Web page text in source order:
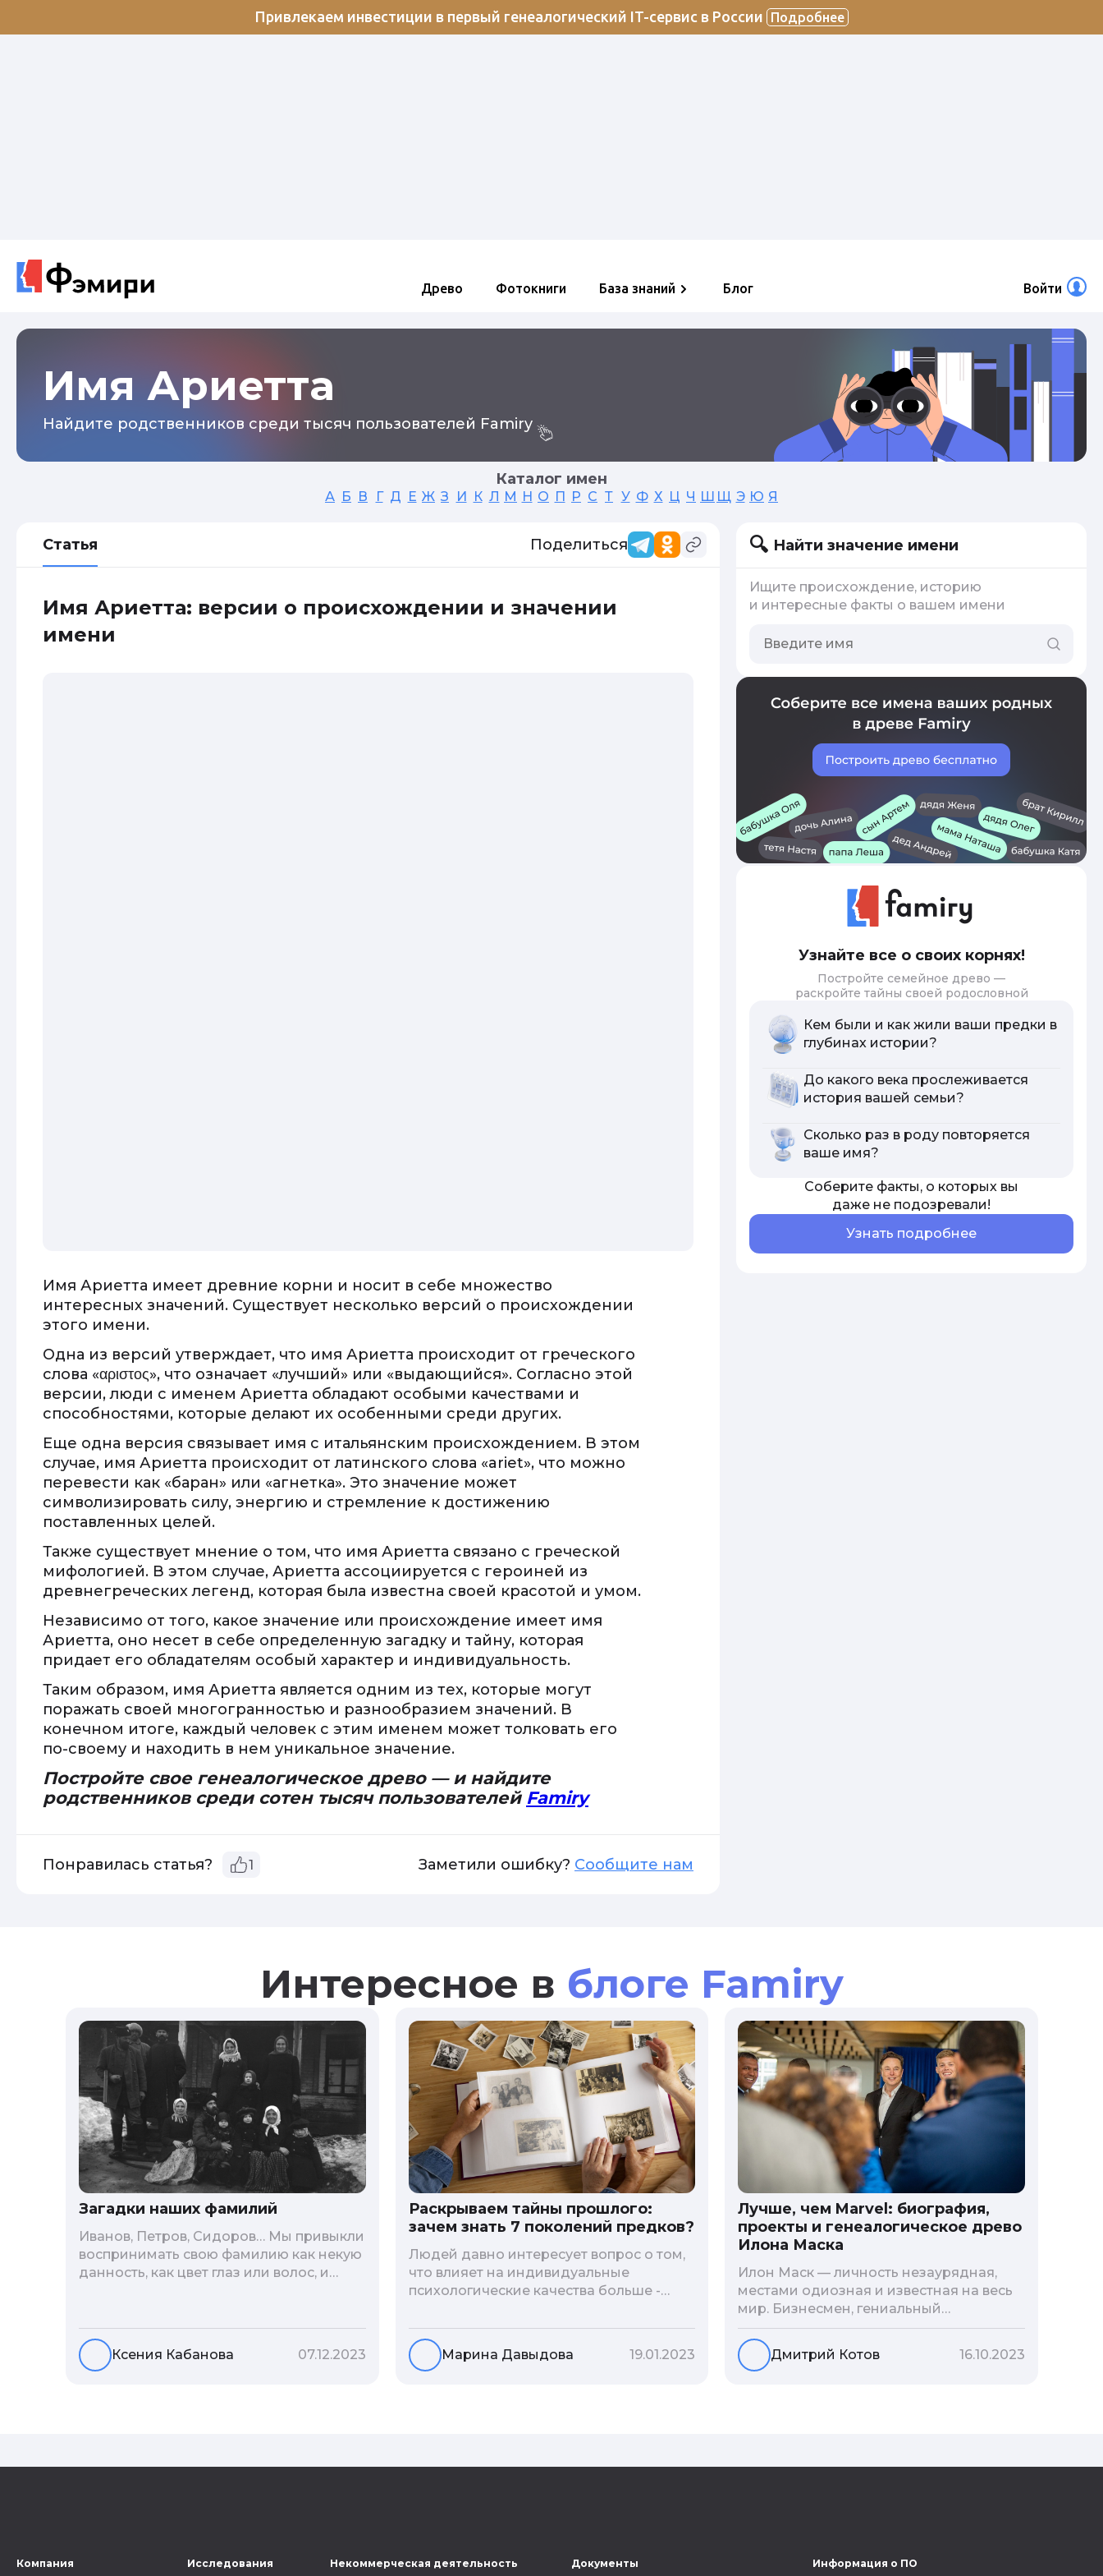
Привлекаем инвестиции в первый генеалогический IT-сервис в России Подробнее
Древо Фотокниги База знаний Блог Войти
Имя Ариетта
Найдите родственников среди тысяч пользователей Famiry
Каталог имен
А Б В Г Д Е Ж З И К Л М Н О П Р С Т У Ф Х Ц Ч Ш Щ Э Ю Я
Статья Поделиться
Имя Ариетта: версии о происхождении и значении
имени
Имя Ариетта имеет древние корни и носит в себе множество
интересных значений. Существует несколько версий о происхождении
этого имени.
Одна из версий утверждает, что имя Ариетта происходит от греческого
слова «αριστος», что означает «лучший» или «выдающийся». Согласно этой
версии, люди с именем Ариетта обладают особыми качествами и
способностями, которые делают их особенными среди других.
Еще одна версия связывает имя с итальянским происхождением. В этом
случае, имя Ариетта происходит от латинского слова «ariet», что можно
перевести как «баран» или «агнетка». Это значение может
символизировать силу, энергию и стремление к достижению
поставленных целей.
Также существует мнение о том, что имя Ариетта связано с греческой
мифологией. В этом случае, Ариетта ассоциируется с героиней из
древнегреческих легенд, которая была известна своей красотой и умом.
Независимо от того, какое значение или происхождение имеет имя
Ариетта, оно несет в себе определенную загадку и тайну, которая
придает его обладателям особый характер и индивидуальность.
Таким образом, имя Ариетта является одним из тех, которые могут
поражать своей многогранностью и разнообразием значений. В
конечном итоге, каждый человек с этим именем может толковать его
по-своему и находить в нем уникальное значение.
Постройте свое генеалогическое древо — и найдите
родственников среди сотен тысяч пользователей Famiry
Понравилась статья? 1 Заметили ошибку? Сообщите нам
Найти значение имени
Ищите происхождение, историю
и интересные факты о вашем имени
Узнайте все о своих корнях!
Постройте семейное древо —
раскройте тайны своей родословной
Кем были и как жили ваши предки в
глубинах истории?
До какого века прослеживается
история вашей семьи?
Сколько раз в роду повторяется
ваше имя?
Соберите факты, о которых вы
даже не подозревали!
Узнать подробнее
Интересное в блоге Famiry
Загадки наших фамилий
Иванов, Петров, Сидоров… Мы привыкли
воспринимать свою фамилию как некую
данность, как цвет глаз или волос, и
неблагозвучной или, наоборот,
«дворянской» фамилией, и какие
секреты она может раскрыть о судьбе
Ксения Кабанова 07.12.2023
Раскрываем тайны прошлого:
зачем знать 7 поколений предков?
Людей давно интересует вопрос о том,
что влияет на индивидуальные
психологические качества больше -
человека. В астрологической практике
существует понятие геноскоп - влияние
семи поколений предков на судьбу
Марина Давыдова 19.01.2023
Лучше, чем Marvel: биография,
проекты и генеалогическое древо
Илона Маска
Илон Маск — личность незаурядная,
местами одиозная и известная на весь
мир. Бизнесмен, гениальный
изобретатель и миллиардер, живой
прообраз экранного Железного
человека — настоящий супергерой в
поделиться с читателями блога фактами
Дмитрий Котов 16.10.2023
Компания Исследования Некоммерческая деятельность Документы Информация о ПО